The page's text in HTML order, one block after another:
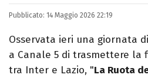
Laureata in
giornalismo, il
cerco sempre le
Pubblicato: 14 Maggio 2026 22:19
Osservata ieri una giornata
a Canale 5 di trasmettere la
tra Inter e Lazio, "La Ruota